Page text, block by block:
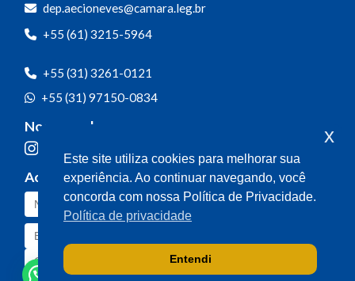
dep.aecioneves@camara.leg.br
+55 (61) 3215-5964
+55 (31) 3261-0121
+55 (31) 97150-0834
Nossas redes
Acompanhe o meu mandato
Este site utiliza cookies para melhorar sua
experiência. Ao continuar navegando, você
concorda com nossa Política de Privacidade.
Política de privacidade
Entendi
x